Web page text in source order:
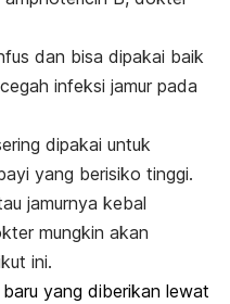
dan bisa dipakai baik
infeksi jamur pada
dipakai untuk
yang berisiko tinggi.
jamurnya kebal
mungkin akan
ini.
yang diberikan lewat